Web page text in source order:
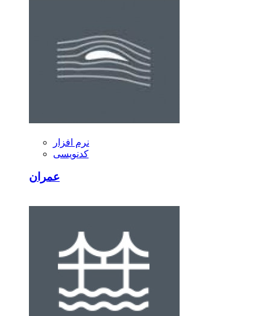
نرم افزار
کدنویسی
عمران